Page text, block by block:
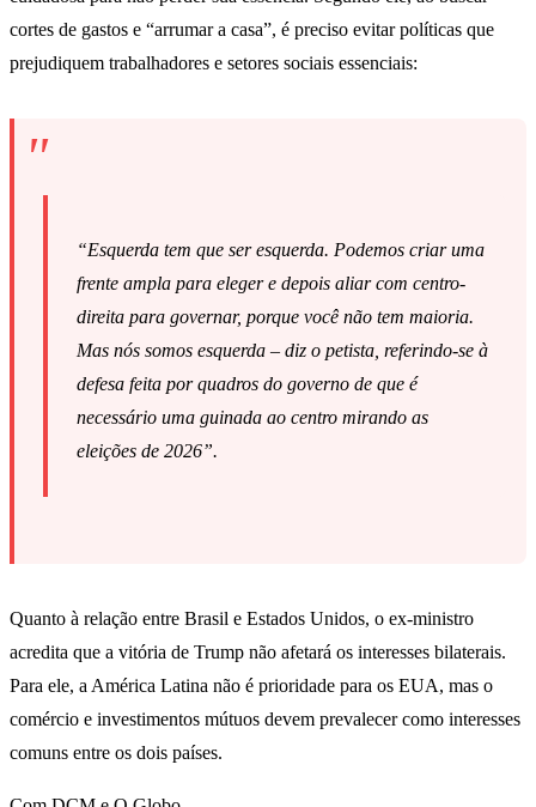
cortes de gastos e “arrumar a casa”, é preciso evitar políticas que
prejudiquem trabalhadores e setores sociais essenciais:
“Esquerda tem que ser esquerda. Podemos criar uma
frente ampla para eleger e depois aliar com centro-
direita para governar, porque você não tem maioria.
Mas nós somos esquerda – diz o petista, referindo-se à
defesa feita por quadros do governo de que é
necessário uma guinada ao centro mirando as
eleições de 2026”.
Quanto à relação entre Brasil e Estados Unidos, o ex-ministro
acredita que a vitória de Trump não afetará os interesses bilaterais.
Para ele, a América Latina não é prioridade para os EUA, mas o
comércio e investimentos mútuos devem prevalecer como interesses
comuns entre os dois países.